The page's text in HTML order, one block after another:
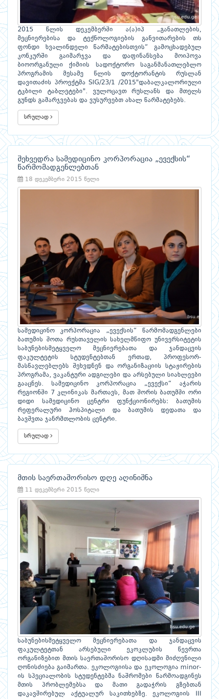
2015 წლის დეკემბერში ა(ა)იპ „განათლების,
მეცნიერებისა და ტექნოლოგიების განვითარების თს
ფონდი ხვალინდელი წარმატებისთვის“ გამოცხადებულ
კონკურში გაიმარჯვა და დაფინანსება მოიპოვა
ბიოორგანული ქიმიის სადოქტორო საგანმანათლებლო
პროგრამის მესამე წლის დოქტორანტის რუსლან
დავითაძის პროექტმა SIG/23/1 /2015"დაბალკალორიული
ტკბილი ტაბლეტები". ვულოცავთ რუსლანს და მთელს
გუნდს გამარჯვებას და ვუსურვებთ ახალ წარმატებებს.
სრულად
შეხვედრა სამედიცინო კორპორაცია „ევექსის“
წარმომადგენლებთან
18 დეკემბერი 2015 წელი
სამედიცინო კორპორაცია „ევექსის“ წარმომადგენლები
ბათუმის შოთა რუსთაველის სახელმწიფო უნივერსიტეტის
საბუნებისმეტყველო მეცნიერებათა და ჯანდაცვის
ფაკულტეტის სტუდენტებთან ერთად, პროფესორ-
მასწავლებლებს შეხვდნენ და ორგანიზაციის სტაჟირების
პროგრამა, ვაკანტური ადგილები და არსებული სიახლეები
გააცნეს. სამედიცინო კორპორაცია „ევექსი“ აჭარის
რეგიონში 7 კლინიკას მართავს, მათ შორის ბათუმში ორი
დიდი სამედიცინო ცენტრი ფუნქციონირებს: ბათუმის
რეფერალური ჰოსპიტალი და ბათუმის დედათა და
ბავშვთა ჯანრმთლობის ცენტრი.
სრულად
მთის საერთაშორისო დღე აღინიშნა
11 დეკემბერი 2015 წელი
საბუნებისმეტყველო მეცნიერებათა და ჯანდაცვის
ფაკულტეტთან არსებული ეკოკლუბის წევრთა
ორგანიზებით მთის საერთაშორისო დღისადმი მიძღვნილი
ღონისძიება გაიმართა. ეკოლოგიისა და ეკოლოგია minor-
ის სპეციალობის სტუდენტებმა ნაშრომები წარმოადგინეს
მთის პრობლემებსა და მათი გადაჭრის გზებთან
დაკავშირებულ აქტუალურ საკითხებზე. ეკოლოგიის III